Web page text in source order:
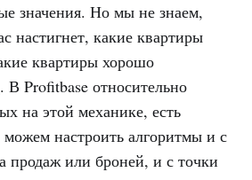
значения. Но мы не знаем,
настигнет, какие квартиры
квартиры хорошо
Profitbase относительно
на этой механике, есть
настроить алгоритмы и с
продаж или броней, и с точки